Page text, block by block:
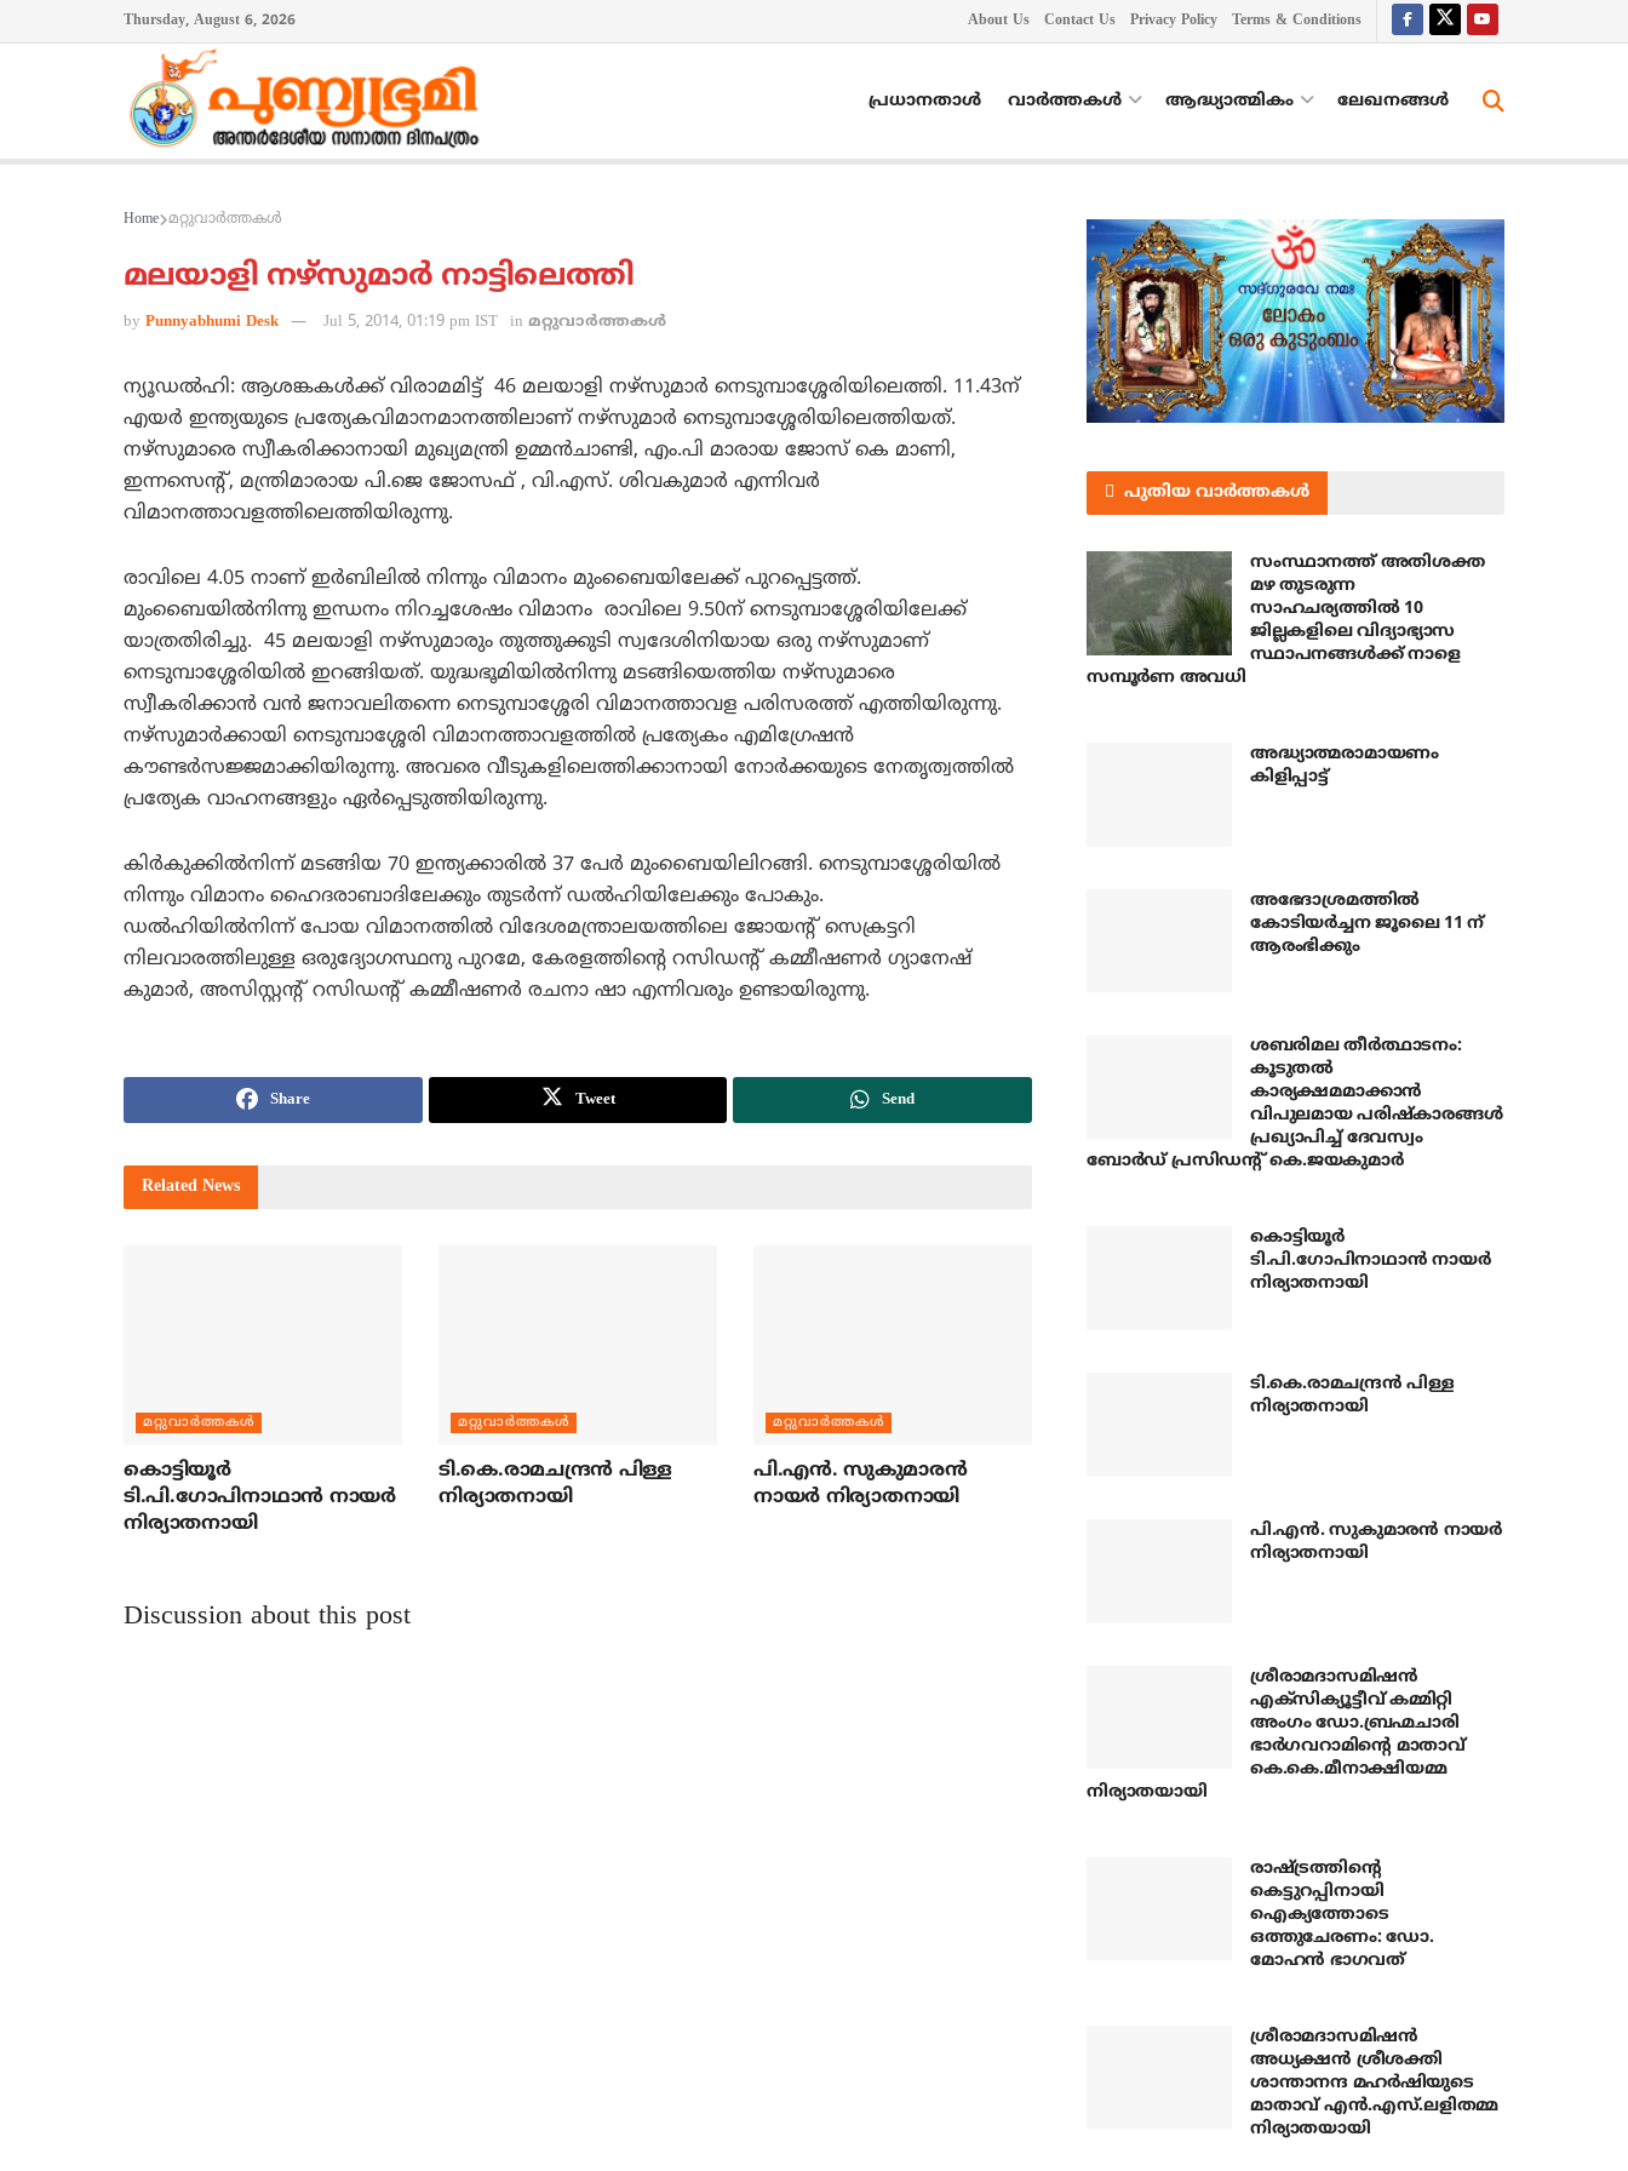
Thursday, August 6, 2026 About Us Contact Us Privacy Policy Terms & Conditions
പ്രധാനതാൾ വാർത്തകൾ ആദ്ധ്യാത്മികം ലേഖനങ്ങള്‍
Home മറ്റുവാര്‍ത്തകള്‍
മലയാളി നഴ്‌സുമാര്‍ നാ‌ട്ടിലെത്തി
by Punnyabhumi Desk Jul 5, 2014, 01:19 pm IST in മറ്റുവാര്‍ത്തകള്‍
ന്യൂഡല്‍ഹി: ആശങ്കകള്‍ക്ക് വിരാമമിട്ട് 46 മലയാളി നഴ്‌സുമാര്‍ നെടുമ്പാശ്ശേരിയിലെത്തി. 11.43ന്
എയര്‍ ഇന്ത്യയുടെ പ്രത്യേകവിമാനമാനത്തിലാണ് നഴ്‌സുമാര്‍ നെടുമ്പാശ്ശേരിയിലെത്തിയത്.
നഴ്‌സുമാരെ സ്വീകരിക്കാനായി മുഖ്യമന്ത്രി ഉമ്മന്‍ചാണ്ടി, എം.പി മാരായ ജോസ് കെ മാണി,
ഇന്നസെന്‍റ്, മന്ത്രിമാരായ പി.ജെ ജോസഫ് , വി.എസ്. ശിവകുമാര്‍ എന്നിവര്‍
വിമാനത്താവളത്തിലെത്തിയിരുന്നു.
രാവിലെ 4.05 നാണ് ഇര്‍ബിലില്‍ നിന്നും വിമാനം മുംബൈയിലേക്ക് പുറപ്പെട്ടത്ത്.
മുംബൈയില്‍നിന്നു ഇന്ധനം നിറച്ചശേഷം വിമാനം രാവിലെ 9.50ന് നെടുമ്പാശ്ശേരിയിലേക്ക്
യാത്രതിരിച്ചു. 45 മലയാളി നഴ്‌സുമാരും തുത്തുക്കുടി സ്വദേശിനിയായ ഒരു നഴ്‌സുമാണ്
നെടുമ്പാശ്ശേരിയില്‍ ഇറങ്ങിയത്. യുദ്ധഭൂമിയില്‍നിന്നു മടങ്ങിയെത്തിയ നഴ്‌സുമാരെ
സ്വീകരിക്കാന്‍ വന്‍ ജനാവലിതന്നെ നെടുമ്പാശ്ശേരി വിമാനത്താവള പരിസരത്ത് എത്തിയിരുന്നു.
നഴ്‌സുമാര്‍ക്കായി നെടുമ്പാശ്ശേരി വിമാനത്താവളത്തില്‍ പ്രത്യേകം എമിഗ്രേഷന്‍
കൗണ്ടര്‍സജ്ജമാക്കിയിരുന്നു. അവരെ വീടുകളിലെത്തിക്കാനായി നോര്‍ക്കയുടെ നേതൃത്വത്തില്‍
പ്രത്യേക വാഹനങ്ങളും ഏര്‍പ്പെടുത്തിയിരുന്നു.
കിര്‍കുക്കില്‍നിന്ന് മടങ്ങിയ 70 ഇന്ത്യക്കാരില്‍ 37 പേര്‍ മുംബൈയിലിറങ്ങി. നെടുമ്പാശ്ശേരിയില്‍
നിന്നും വിമാനം ഹൈദരാബാദിലേക്കും തുടര്‍ന്ന് ഡല്‍ഹിയിലേക്കും പോകും.
ഡല്‍ഹിയില്‍നിന്ന് പോയ വിമാനത്തില്‍ വിദേശമന്ത്രാലയത്തിലെ ജോയന്റ് സെക്രട്ടറി
നിലവാരത്തിലുള്ള ഒരുദ്യോഗസ്ഥനു പുറമേ, കേരളത്തിന്റെ റസിഡന്റ് കമ്മീഷണര്‍ ഗ്യാനേഷ്
കുമാര്‍, അസിസ്റ്റന്റ് റസിഡന്റ് കമ്മീഷണര്‍ രചനാ ഷാ എന്നിവരും ഉണ്ടായിരുന്നു.
Share Tweet Send
Related News
മറ്റുവാര്‍ത്തകള്‍
കൊട്ടിയൂര്‍
ടി.പി.ഗോപിനാഥാന്‍ നായര്‍
നിര്യാതനായി
മറ്റുവാര്‍ത്തകള്‍
ടി.കെ.രാമചന്ദ്രന്‍ പിള്ള
നിര്യാതനായി
മറ്റുവാര്‍ത്തകള്‍
പി.എന്‍. സുകുമാരന്‍
നായര്‍ നിര്യാതനായി
Discussion about this post
പുതിയ വാർത്തകൾ
സംസ്ഥാനത്ത് അതിശക്ത
മഴ തുടരുന്ന
സാഹചര്യത്തിൽ 10
ജില്ലകളിലെ വിദ്യാഭ്യാസ
സ്ഥാപനങ്ങൾക്ക് നാളെ
സമ്പൂർണ അവധി
അദ്ധ്യാത്മരാമായണം
കിളിപ്പാട്ട്
അഭേദാശ്രമത്തില്‍
കോടിയര്‍ച്ചന ജൂലൈ 11 ന്
ആരംഭിക്കും
ശബരിമല തീര്‍ത്ഥാടനം:
കൂടുതല്‍
കാര്യക്ഷമമാക്കാന്‍
വിപുലമായ പരിഷ്‌കാരങ്ങള്‍
പ്രഖ്യാപിച്ച് ദേവസ്വം
ബോര്‍ഡ് പ്രസിഡന്റ് കെ.ജയകുമാര്‍
കൊട്ടിയൂര്‍
ടി.പി.ഗോപിനാഥാന്‍ നായര്‍
നിര്യാതനായി
ടി.കെ.രാമചന്ദ്രന്‍ പിള്ള
നിര്യാതനായി
പി.എന്‍. സുകുമാരന്‍ നായര്‍
നിര്യാതനായി
ശ്രീരാമദാസമിഷന്‍
എക്‌സിക്യൂട്ടീവ് കമ്മിറ്റി
അംഗം ഡോ.ബ്രഹ്മചാരി
ഭാര്‍ഗവറാമിന്റെ മാതാവ്
കെ.കെ.മീനാക്ഷിയമ്മ
നിര്യാതയായി
രാഷ്ട്രത്തിന്റെ
കെട്ടുറപ്പിനായി
ഐക്യത്തോടെ
ഒത്തുചേരണം: ഡോ.
മോഹന്‍ ഭാഗവത്
ശ്രീരാമദാസമിഷന്‍
അധ്യക്ഷന്‍ ശ്രീശക്തി
ശാന്താനന്ദ മഹര്‍ഷിയുടെ
മാതാവ് എന്‍.എസ്.ലളിതമ്മ
നിര്യാതയായി